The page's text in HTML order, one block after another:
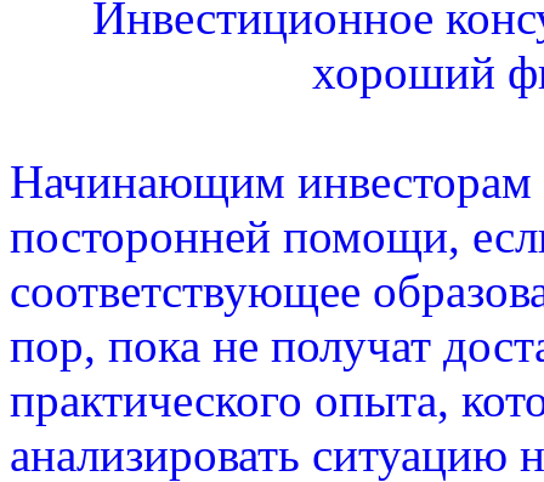
Инвестиционное
хороший
Начинающим инвесторам
посторонней помощи,
соответствующее
пор, пока не получат
практического опыта,
анализировать ситуацию